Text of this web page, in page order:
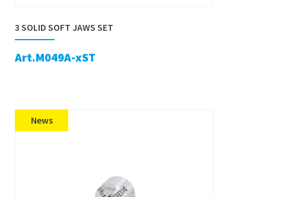
3 SOLID SOFT JAWS SET
Art.M049A-xST
News